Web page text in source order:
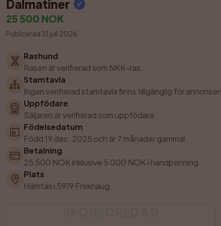
Dalmatiner
25 500 NOK
Publicerad 31 juli 2026
Rashund
Rasen är verifierad som NKK-ras.
Stamtavla
Ingen verifierad stamtavla finns tillgänglig för
Uppfödare
Säljaren är verifierad som uppfödare.
Födelsedatum
Född 19 dec. 2025 och är 7 månader gammal.
Betalning
25 500 NOK inklusive 5 000 NOK i handpenning.
Plats
Hämtas i 5919 Frekhaug.